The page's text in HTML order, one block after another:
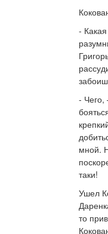
-
- Чего,
мной.
таки!
Ушел
то